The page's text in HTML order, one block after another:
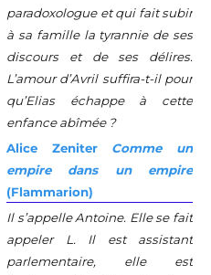
paradoxologue et qui fait subir
à sa famille la tyrannie de ses
discours et de ses délires.
L’amour d’Avril suffira-t-il pour
qu’Elias échappe à cette
enfance abîmée ?
Alice Zeniter
Comme un
empire dans un empire
(Flammarion)
Il s’appelle Antoine. Elle se fait
appeler L. Il est assistant
parlementaire, elle est